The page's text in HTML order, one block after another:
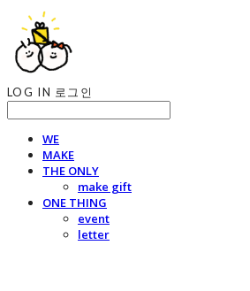
LOG IN 로그인
WE
MAKE
THE ONLY
make gift
ONE THING
event
letter